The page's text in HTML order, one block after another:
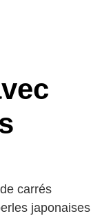
carrés
japonaises